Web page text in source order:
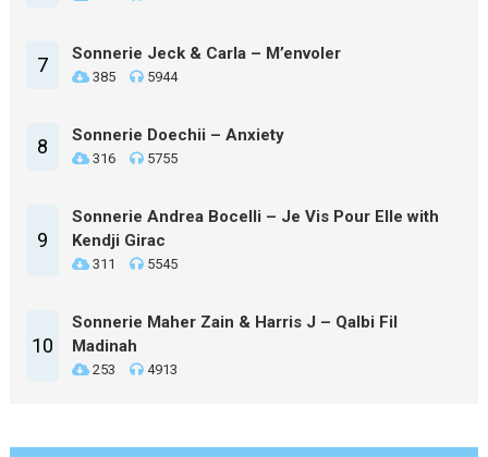
7 Sonnerie Jeck & Carla – M’envoler
385 5944
8 Sonnerie Doechii – Anxiety
316 5755
9
Sonnerie Andrea Bocelli – Je Vis Pour Elle with
Kendji Girac
311 5545
10
Sonnerie Maher Zain & Harris J – Qalbi Fil
Madinah
253 4913